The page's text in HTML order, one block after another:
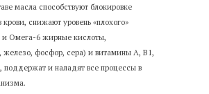
масла способствуют блокировке
крови, снижают уровень «плохого»
и Омега-6 жирные кислоты,
железо, фосфор, сера) и витамины А, В1,
поддержат и наладят все процессы в